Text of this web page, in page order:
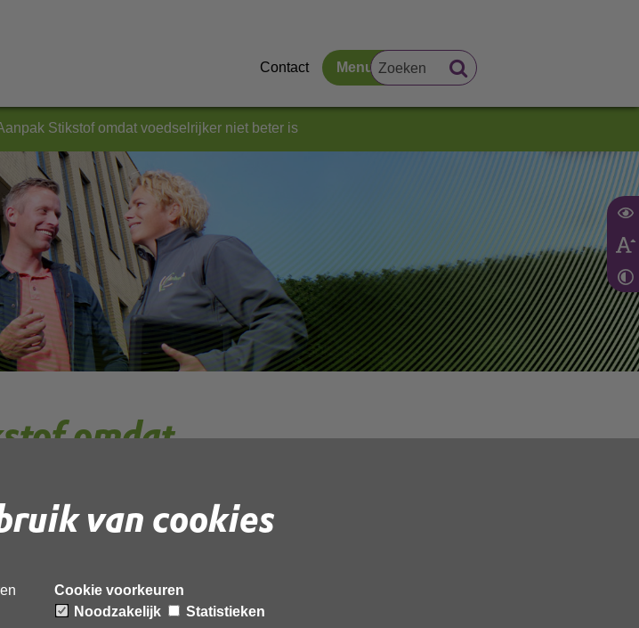
van cookies
Cookie voorkeuren
Noodzakelijk
Statistieken
Contact Menu
Stikstof omdat voedselrijker niet beter is
omdat
Natura 2000-gebieden.
klinkt misschien positief, maar